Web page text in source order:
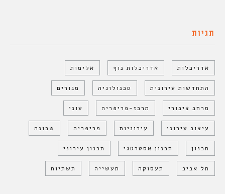
תגיות
אדריכלות אדריכלות נוף אלימות
התחדשות עירונית טכנולוגיה מגורים
מרחב ציבורי מרכז-פריפריה עוני
עיצוב עירוני עירוניות פריפריה שכונה
תכנון תכנון אסטרטגי תכנון עירוני
תל אביב תעסוקה תעשייה תשתיות